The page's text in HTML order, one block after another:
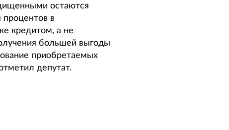
остаются
процентов в
кредитом, а не
большей выгоды
приобретаемых
депутат.